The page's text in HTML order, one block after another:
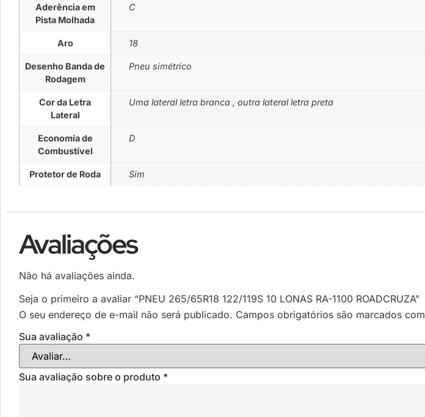
Aderência em
Pista Molhada
C
Aro 18
Desenho Banda de
Rodagem
Pneu simétrico
Cor da Letra
Lateral
Uma lateral letra branca , outra lateral letra preta
Economia de
Combustível
D
Protetor de Roda Sim
Avaliações
Não há avaliações ainda.
Seja o primeiro a avaliar “PNEU 265/65R18 122/119S 10 LONAS RA-1100 ROADCRUZA”
O seu endereço de e-mail não será publicado. Campos obrigatórios são marcados com
Sua avaliação *
Sua avaliação sobre o produto *